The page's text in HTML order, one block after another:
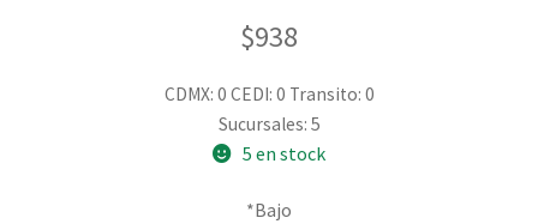
$938
CDMX: 0 CEDI: 0 Transito: 0
Sucursales: 5
5 en stock
*Bajo